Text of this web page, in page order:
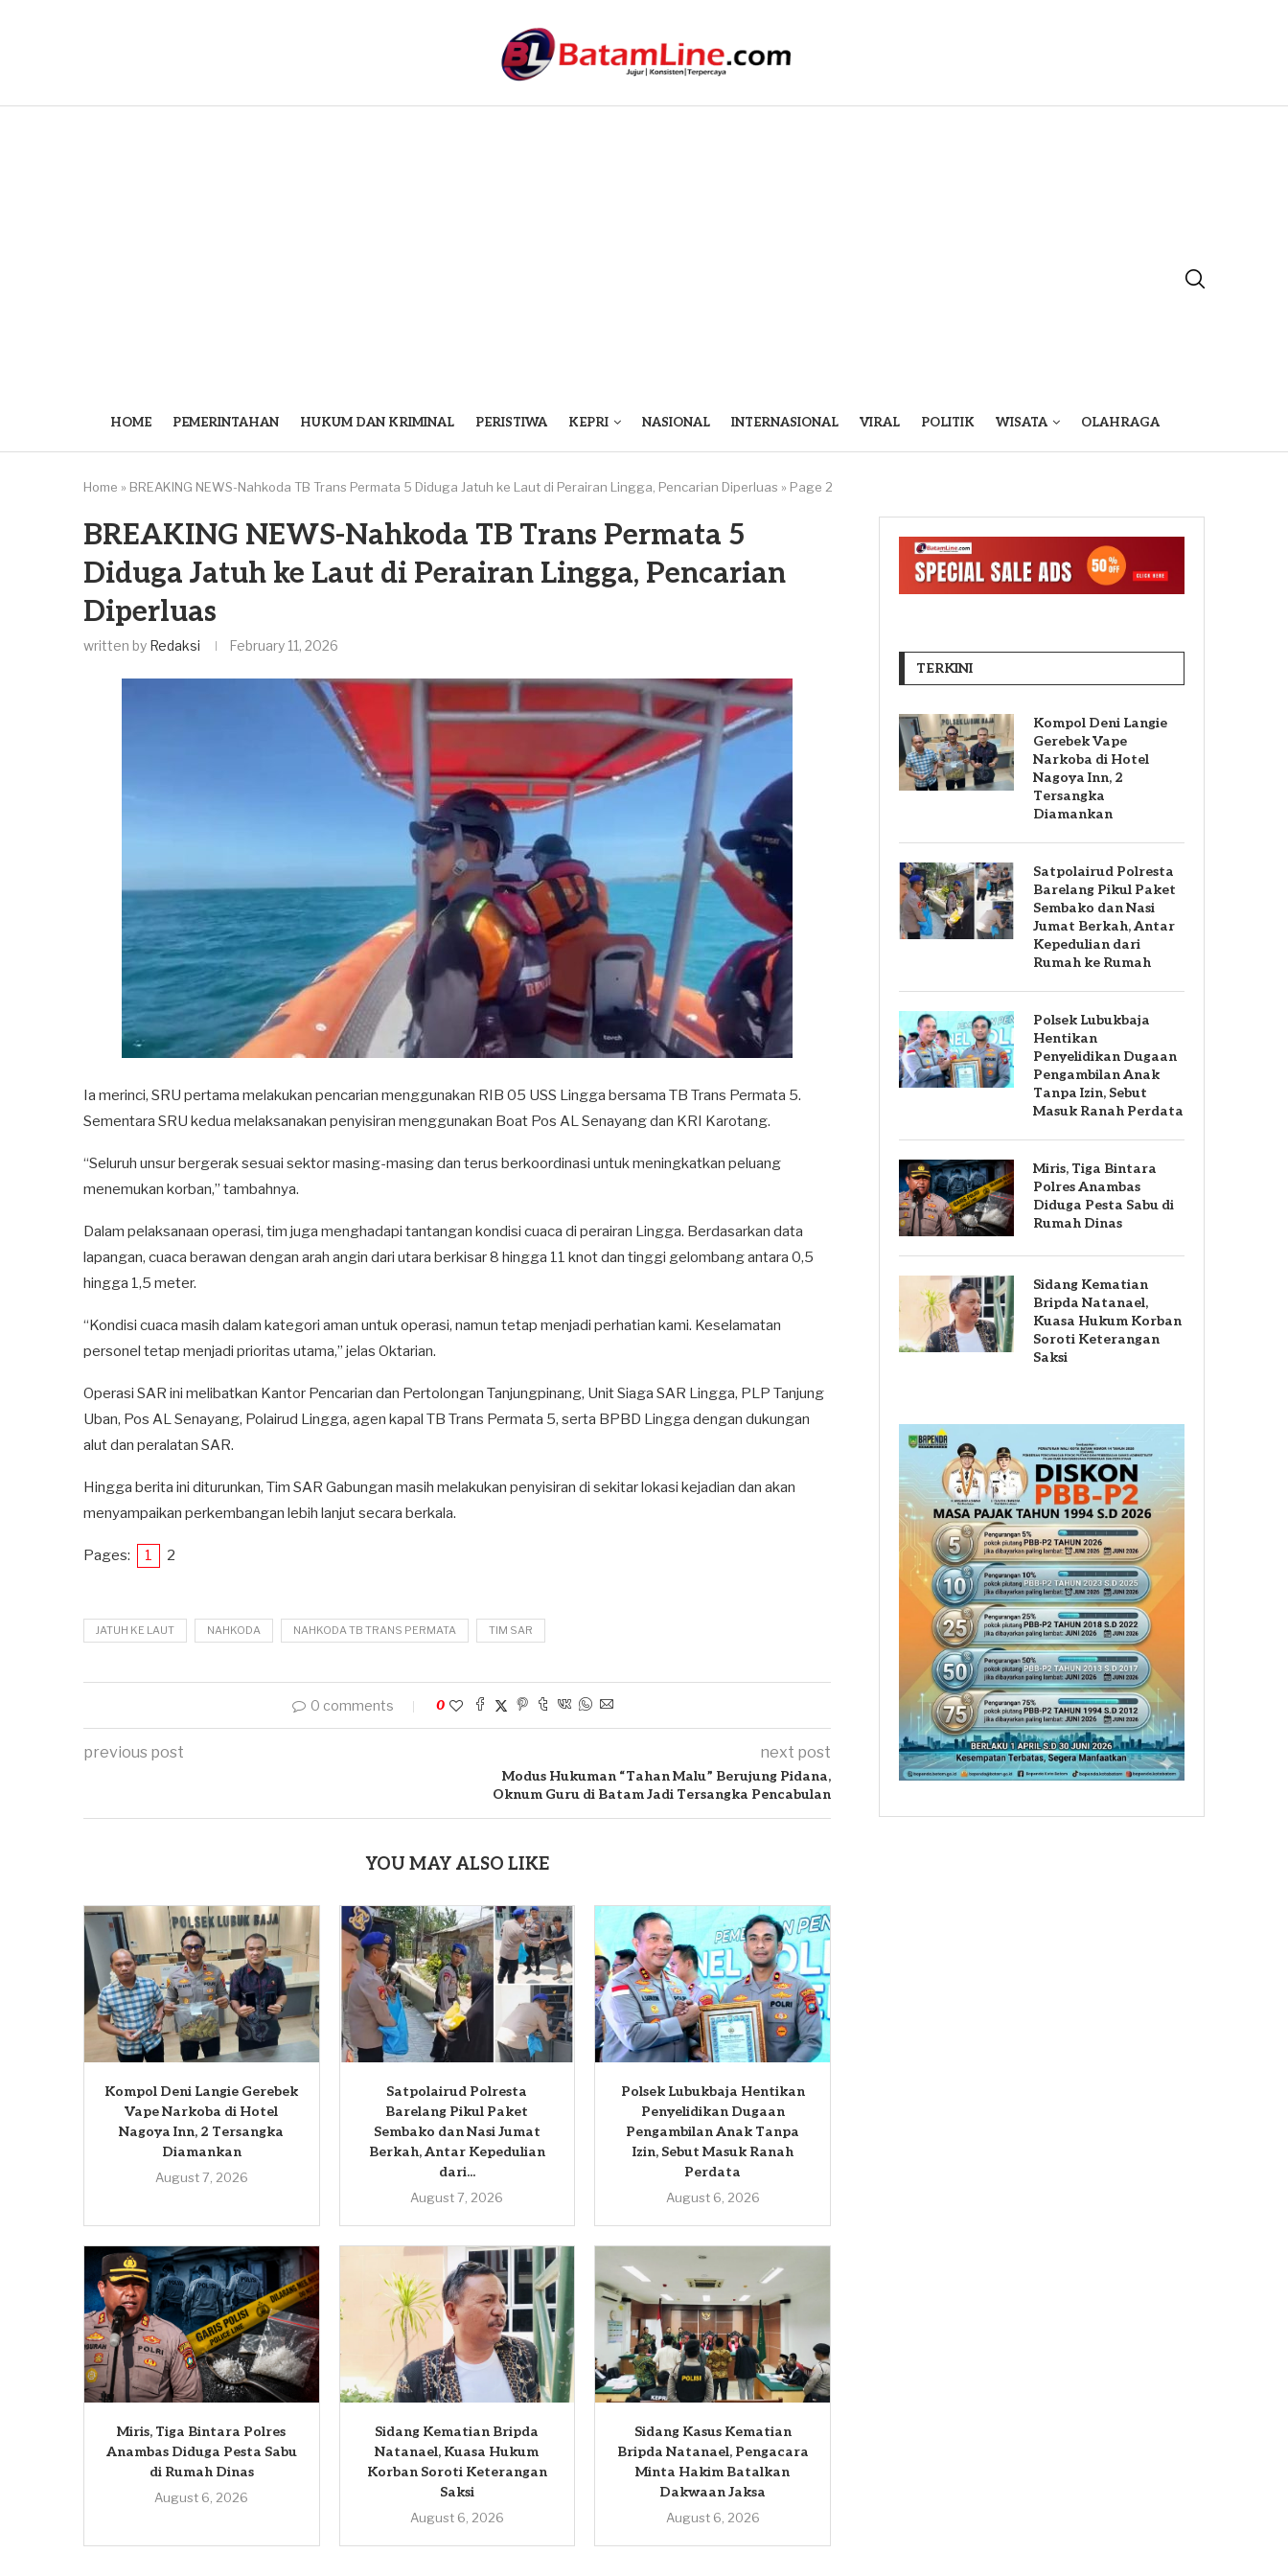
HOME PEMERINTAHAN HUKUM DAN KRIMINAL PERISTIWA KEPRI NASIONAL INTERNASIONAL VIRAL POLITIK WISATA OLAHRAGA
Home » BREAKING NEWS-Nahkoda TB Trans Permata 5 Diduga Jatuh ke Laut di Perairan Lingga, Pencarian Diperluas » Page 2
BREAKING NEWS-Nahkoda TB Trans Permata 5
Diduga Jatuh ke Laut di Perairan Lingga, Pencarian
Diperluas
written by Redaksi February 11, 2026
Ia merinci, SRU pertama melakukan pencarian menggunakan RIB 05 USS Lingga bersama TB Trans Permata 5.
Sementara SRU kedua melaksanakan penyisiran menggunakan Boat Pos AL Senayang dan KRI Karotang.
“Seluruh unsur bergerak sesuai sektor masing-masing dan terus berkoordinasi untuk meningkatkan peluang
menemukan korban,” tambahnya.
Dalam pelaksanaan operasi, tim juga menghadapi tantangan kondisi cuaca di perairan Lingga. Berdasarkan data
lapangan, cuaca berawan dengan arah angin dari utara berkisar 8 hingga 11 knot dan tinggi gelombang antara 0,5
hingga 1,5 meter.
“Kondisi cuaca masih dalam kategori aman untuk operasi, namun tetap menjadi perhatian kami. Keselamatan
personel tetap menjadi prioritas utama,” jelas Oktarian.
Operasi SAR ini melibatkan Kantor Pencarian dan Pertolongan Tanjungpinang, Unit Siaga SAR Lingga, PLP Tanjung
Uban, Pos AL Senayang, Polairud Lingga, agen kapal TB Trans Permata 5, serta BPBD Lingga dengan dukungan
alut dan peralatan SAR.
Hingga berita ini diturunkan, Tim SAR Gabungan masih melakukan penyisiran di sekitar lokasi kejadian dan akan
menyampaikan perkembangan lebih lanjut secara berkala.
Pages: 1 2
JATUH KE LAUT NAHKODA NAHKODA TB TRANS PERMATA TIM SAR
0 comments 0
previous post next post
Modus Hukuman “Tahan Malu” Berujung Pidana,
Oknum Guru di Batam Jadi Tersangka Pencabulan
YOU MAY ALSO LIKE
Kompol Deni Langie Gerebek
Vape Narkoba di Hotel
Nagoya Inn, 2 Tersangka
Diamankan
August 7, 2026
Satpolairud Polresta
Barelang Pikul Paket
Sembako dan Nasi Jumat
Berkah, Antar Kepedulian
dari...
August 7, 2026
Polsek Lubukbaja Hentikan
Penyelidikan Dugaan
Pengambilan Anak Tanpa
Izin, Sebut Masuk Ranah
Perdata
August 6, 2026
Miris, Tiga Bintara Polres
Anambas Diduga Pesta Sabu
di Rumah Dinas
August 6, 2026
Sidang Kematian Bripda
Natanael, Kuasa Hukum
Korban Soroti Keterangan
Saksi
August 6, 2026
Sidang Kasus Kematian
Bripda Natanael, Pengacara
Minta Hakim Batalkan
Dakwaan Jaksa
August 6, 2026
TERKINI
Kompol Deni Langie
Gerebek Vape
Narkoba di Hotel
Nagoya Inn, 2
Tersangka
Diamankan
Satpolairud Polresta
Barelang Pikul Paket
Sembako dan Nasi
Jumat Berkah, Antar
Kepedulian dari
Rumah ke Rumah
Polsek Lubukbaja
Hentikan
Penyelidikan Dugaan
Pengambilan Anak
Tanpa Izin, Sebut
Masuk Ranah Perdata
Miris, Tiga Bintara
Polres Anambas
Diduga Pesta Sabu di
Rumah Dinas
Sidang Kematian
Bripda Natanael,
Kuasa Hukum Korban
Soroti Keterangan
Saksi